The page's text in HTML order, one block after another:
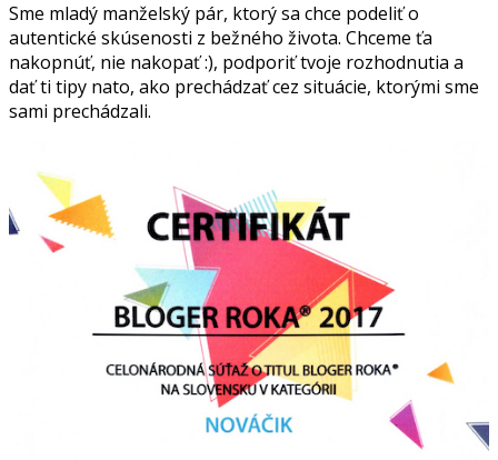
Sme mladý manželský pár, ktorý sa chce podeliť o
autentické skúsenosti z bežného života. Chceme ťa
nakopnúť, nie nakopať :), podporiť tvoje rozhodnutia a
dať ti tipy nato, ako prechádzať cez situácie, ktorými sme
sami prechádzali.